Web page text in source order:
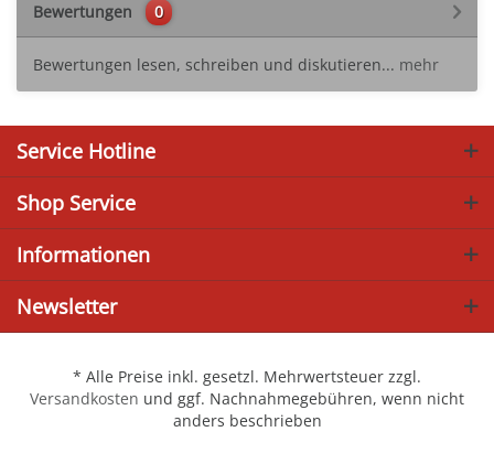
Bewertungen 0
Bewertungen lesen, schreiben und diskutieren... mehr
Service Hotline
Shop Service
Informationen
Newsletter
* Alle Preise inkl. gesetzl. Mehrwertsteuer zzgl.
Versandkosten und ggf. Nachnahmegebühren, wenn nicht
anders beschrieben